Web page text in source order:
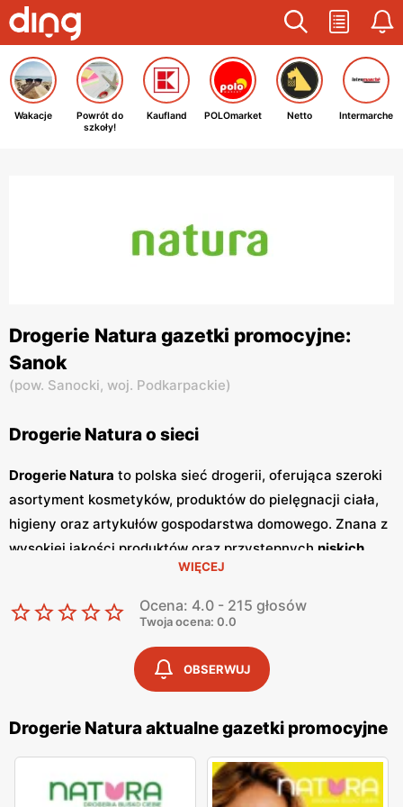
Wakacje
Powrót do
szkoły!
Kaufland POLOmarket Netto Intermarche
Drogerie Natura gazetki promocyjne:
Sanok
(pow. Sanocki, woj. Podkarpackie)
Drogerie Natura o sieci
Drogerie Natura to polska sieć drogerii, oferująca szeroki
asortyment kosmetyków, produktów do pielęgnacji ciała,
higieny oraz artykułów gospodarstwa domowego. Znana z
wysokiej jakości produktów oraz przystępnych niskich
zdobyła zaufanie klientów dzięki
bogatej ofercie oraz częstym promocjom
. Klienci mogą
liczyć na szeroki wybór produktów, które spełniają
najwyższe standardy jakości. Jednym z kluczowych
elementów strategii marketingowejDrogerie Natura
regularnie wydawanegazetki promocyjne
prezentują najnowsze oferty specjalne, nowości
produktowe oraz sezonowe wyprzedaże, dzięki czemu
klienci mogą planować swoje zakupy i korzystać z
wyjątkowych okazji cenowych. Są one dostępne zarówno
WIĘCEJ
Ocena: 4.0 - 215 głosów
Twoja ocena: 0.0
OBSERWUJ
Drogerie Natura aktualne gazetki promocyjne